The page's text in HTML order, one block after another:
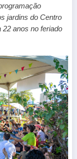
jardins do Centro
anos no feriado